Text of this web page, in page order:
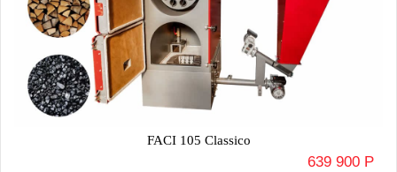
FACI 105 Classico
639 900 Р